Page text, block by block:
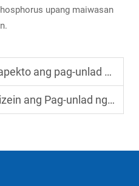
upang maiwasan
buto sa produksyon ng mga hayop na inaaring pangsapin
Buto ng Hayop sa Paggamit ng Siyentipikong Nutrisyon